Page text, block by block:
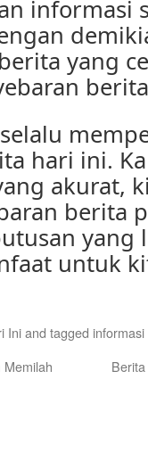
informasi
yang
hari ini.
akurat,
berita
yang
untuk
Iniand tagged